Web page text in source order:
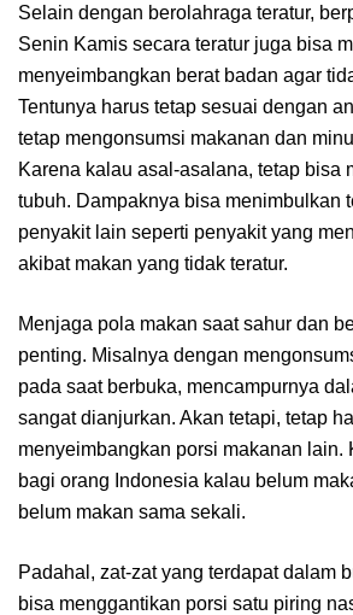
Selain dengan berolahraga teratur,
Senin Kamis secara teratur juga bisa
menyeimbangkan berat badan agar
Tentunya harus tetap sesuai dengan
tetap mengonsumsi makanan dan
Karena kalau asal-asalana, tetap bisa
tubuh. Dampaknya bisa menimbulkan
penyakit lain seperti penyakit yang
akibat makan yang tidak teratur.
Menjaga pola makan saat sahur dan
penting. Misalnya dengan
pada saat berbuka, mencampurnya
sangat dianjurkan. Akan tetapi, tetap
menyeimbangkan porsi makanan lain.
bagi orang Indonesia kalau belum
belum makan sama sekali.
Padahal, zat-zat yang terdapat dalam
bisa menggantikan porsi satu piring